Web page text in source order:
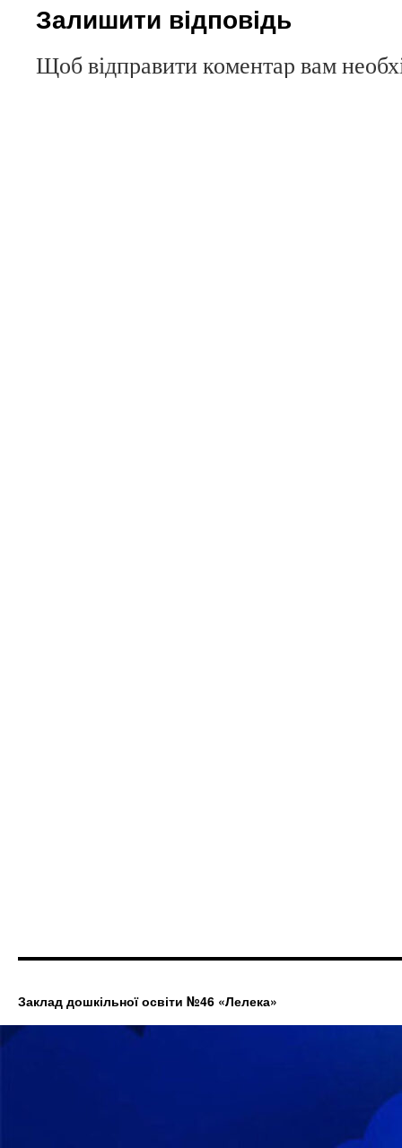
Залишити відповідь
Щоб відправити коментар вам
Заклад дошкільної освіти №46 «Лелека»